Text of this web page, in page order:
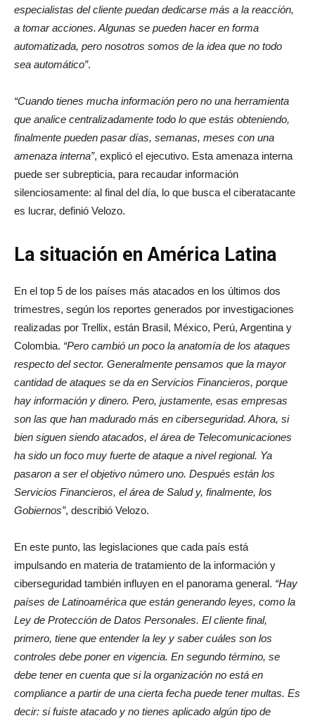
especialistas del cliente puedan dedicarse más a la reacción,
a tomar acciones. Algunas se pueden hacer en forma
automatizada, pero nosotros somos de la idea que no todo
sea automático”.
“Cuando tienes mucha información pero no una herramienta
que analice centralizadamente todo lo que estás obteniendo,
finalmente pueden pasar días, semanas, meses con una
amenaza interna”, explicó el ejecutivo. Esta amenaza interna
puede ser subrepticia, para recaudar información
silenciosamente: al final del día, lo que busca el ciberatacante
es lucrar, definió Velozo.
La situación en América Latina
En el top 5 de los países más atacados en los últimos dos
trimestres, según los reportes generados por investigaciones
realizadas por Trellix, están Brasil, México, Perú, Argentina y
Colombia. “Pero cambió un poco la anatomía de los ataques
respecto del sector. Generalmente pensamos que la mayor
cantidad de ataques se da en Servicios Financieros, porque
hay información y dinero. Pero, justamente, esas empresas
son las que han madurado más en ciberseguridad. Ahora, si
bien siguen siendo atacados, el área de Telecomunicaciones
ha sido un foco muy fuerte de ataque a nivel regional. Ya
pasaron a ser el objetivo número uno. Después están los
Servicios Financieros, el área de Salud y, finalmente, los
Gobiernos”, describió Velozo.
En este punto, las legislaciones que cada país está
impulsando en materia de tratamiento de la información y
ciberseguridad también influyen en el panorama general. “Hay
países de Latinoamérica que están generando leyes, como la
Ley de Protección de Datos Personales. El cliente final,
primero, tiene que entender la ley y saber cuáles son los
controles debe poner en vigencia. En segundo término, se
debe tener en cuenta que si la organización no está en
compliance a partir de una cierta fecha puede tener multas. Es
decir: si fuiste atacado y no tienes aplicado algún tipo de